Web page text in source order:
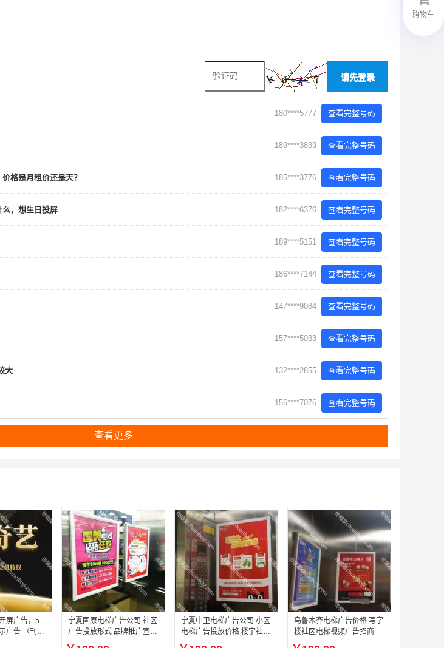
请先登录
180****5777 查看完整号码
189****3839 查看完整号码
格是月租价还是天？ 185****3776 查看完整号码
么，想生日投屏 182****6376 查看完整号码
189****5151 查看完整号码
186****7144 查看完整号码
147****9084 查看完整号码
157****5033 查看完整号码
大 132****2855 查看完整号码
156****7076 查看完整号码
查看更多
屏广告，5
广告 （刊
宁夏固原电梯广告公司 社区
广告投放形式 品牌推广宣传
价格
宁夏中卫电梯广告公司 小区
电梯广告投放价格 楼宇社区
推广
乌鲁木齐电梯广告价格 写字
楼社区电梯视频广告招商
购物车